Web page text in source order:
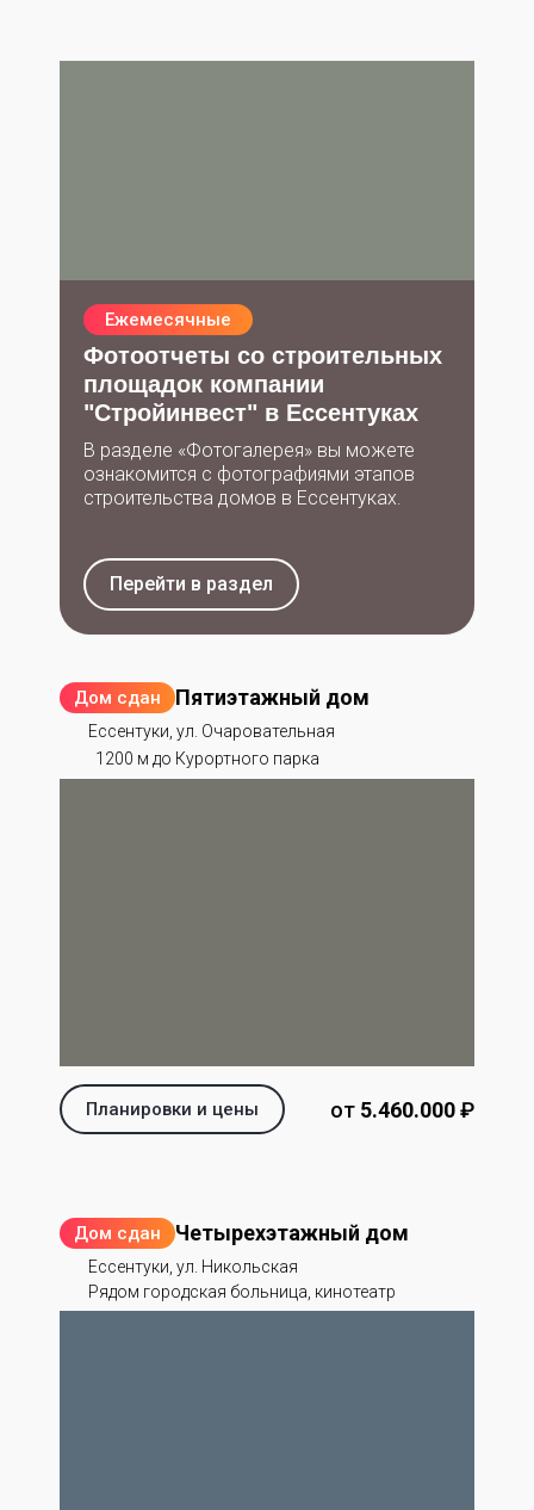
Ежемесячные
Фотоотчеты со строительных
площадок компании
"Стройинвест" в Ессентуках
В разделе «Фотогалерея» вы можете
ознакомится с фотографиями этапов
строительства домов в Ессентуках.
Перейти в раздел
Дом сдан Пятиэтажный дом
Ессентуки, ул. Очаровательная
1200 м до Курортного парка
Планировки и цены от 5.460.000‬ ₽
Дом сдан Четырехэтажный дом
Ессентуки, ул. Никольская
Рядом городская больница, кинотеатр